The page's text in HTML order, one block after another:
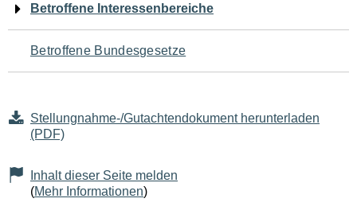
Seiteninhalt
Betroffene Interessenbereiche
Betroffene Bundesgesetze
Stellungnahme-/Gutachtendokument herunterladen
(PDF)
Inhalt dieser Seite melden
(Mehr Informationen)